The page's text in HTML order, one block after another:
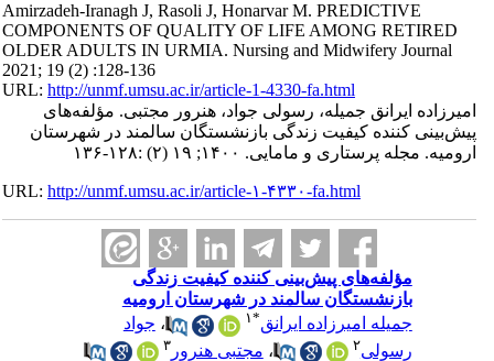
Amirzadeh-Iranagh J, Rasoli J, Honarvar M. PREDICTIVE
COMPONENTS OF QUALITY OF LIFE AMONG RETIRED
OLDER ADULTS IN URMIA. Nursing and Midwifery Journal
2021; 19 (2) :128-136
URL:http://unmf.umsu.ac.ir/article-1-4330-fa.html
امیرزاده ایرانق جمیله، رسولی جواد، هنرور مجتبی. مؤلفه‌های
پیش‌بینی کننده کیفیت زندگی بازنشستگان سالمند در شهرستان
ارومیه. مجله پرستاری و مامایی. ۱۴۰۰; ۱۹ (۲) :۱۲۸-۱۳۶
URL:http://unmf.umsu.ac.ir/article-۱-۴۳۳۰-fa.html
مؤلفه‌های پیش‌بینی کننده کیفیت زندگی
بازنشستگان سالمند در شهرستان ارومیه
جمیله امیرزاده ایرانق* ۱ ،جواد
رسولی
،مجتبی هنرور